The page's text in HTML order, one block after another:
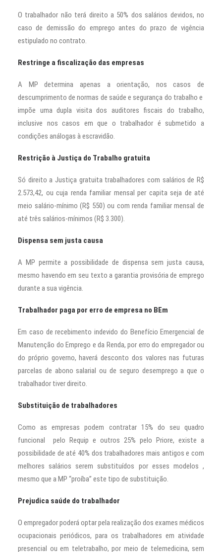
O trabalhador não terá direito a 50% dos salários devidos, no
caso de demissão do emprego antes do prazo de vigência
estipulado no contrato.
Restringe a fiscalização das empresas
A MP determina apenas a orientação, nos casos de
descumprimento de normas de saúde e segurança do trabalho e
impõe uma dupla visita dos auditores fiscais do trabalho,
inclusive nos casos em que o trabalhador é submetido a
condições análogas à escravidão.
Restrição à Justiça do Trabalho gratuita
Só direito a Justiça gratuita trabalhadores com salários de R$
2.573,42, ou cuja renda familiar mensal per capita seja de até
meio salário-mínimo (R$ 550) ou com renda familiar mensal de
até três salários-mínimos (R$ 3.300).
Dispensa sem justa causa
A MP permite a possibilidade de dispensa sem justa causa,
mesmo havendo em seu texto a garantia provisória de emprego
durante a sua vigência.
Trabalhador paga por erro de empresa no BEm
Em caso de recebimento indevido do Benefício Emergencial de
Manutenção do Emprego e da Renda, por erro do empregador ou
do próprio governo, haverá desconto dos valores nas futuras
parcelas de abono salarial ou de seguro desemprego a que o
trabalhador tiver direito.
Substituição de trabalhadores
Como as empresas podem contratar 15% do seu quadro
funcional pelo Requip e outros 25% pelo Priore, existe a
possibilidade de até 40% dos trabalhadores mais antigos e com
melhores salários serem substituídos por esses modelos ,
mesmo que a MP “proíba” este tipo de substituição.
Prejudica saúde do trabalhador
O empregador poderá optar pela realização dos exames médicos
ocupacionais periódicos, para os trabalhadores em atividade
presencial ou em teletrabalho, por meio de telemedicina, sem